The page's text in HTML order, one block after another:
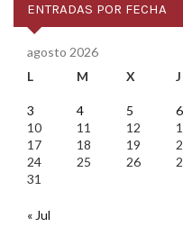
ENTRADAS POR FECHA
agosto 2026
L
M X J
3
4 5 6
10
11 12
17
18 19
24
25 26
31
« Jul